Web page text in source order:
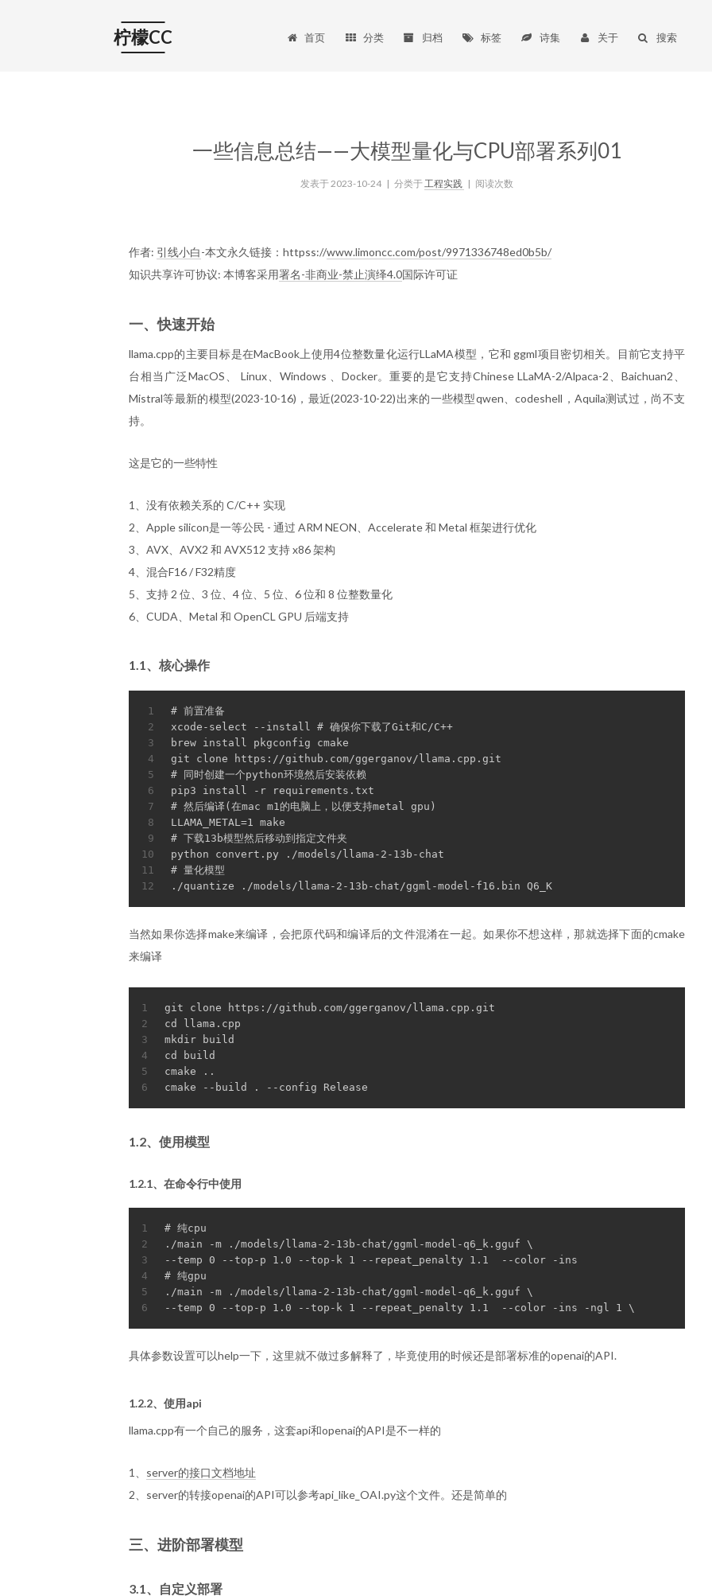
柠檬CC 首页 分类 归档 标签 诗集 关于 搜索
一些信息总结——大模型量化与CPU部署系列01
发表于2023-10-24 | 分类于工程实践 | 阅读次数
作者: 引线小白-本文永久链接：httpss://www.limoncc.com/post/9971336748ed0b5b/
知识共享许可协议: 本博客采用署名-非商业-禁止演绎4.0国际许可证
一、快速开始
llama.cpp的主要目标是在MacBook上使用4位整数量化运行LLaMA模型，它和 ggml项目密切相关。目前它支持平
台相当广泛MacOS、 Linux、Windows 、Docker。重要的是它支持Chinese LLaMA-2/Alpaca-2、Baichuan2、
Mistral等最新的模型(2023-10-16)，最近(2023-10-22)出来的一些模型qwen、codeshell，Aquila测试过，尚不支
持。
这是它的一些特性
1、没有依赖关系的 C/C++ 实现
2、Apple silicon是一等公民 - 通过 ARM NEON、Accelerate 和 Metal 框架进行优化
3、AVX、AVX2 和 AVX512 支持 x86 架构
4、混合F16 / F32精度
5、支持 2 位、3 位、4 位、5 位、6 位和 8 位整数量化
6、CUDA、Metal 和 OpenCL GPU 后端支持
1.1、核心操作
1
2
3
4
5
6
7
8
9
10
11
12
# 前置准备
xcode-select --install # 确保你下载了Git和C/C++
brew install pkgconfig cmake
git clone https://github.com/ggerganov/llama.cpp.git
# 同时创建一个python环境然后安装依赖
pip3 install -r requirements.txt
# 然后编译(在mac m1的电脑上，以便支持metal gpu)
LLAMA_METAL=1 make
# 下载13b模型然后移动到指定文件夹
python convert.py ./models/llama-2-13b-chat
# 量化模型
./quantize ./models/llama-2-13b-chat/ggml-model-f16.bin Q6_K
当然如果你选择make来编译，会把原代码和编译后的文件混淆在一起。如果你不想这样，那就选择下面的cmake
来编译
1
2
3
4
5
6
git clone https://github.com/ggerganov/llama.cpp.git
cd llama.cpp
mkdir build
cd build
cmake ..
cmake --build . --config Release
1.2、使用模型
1.2.1、在命令行中使用
1
2
3
4
5
6
# 纯cpu
./main -m ./models/llama-2-13b-chat/ggml-model-q6_k.gguf \
--temp 0 --top-p 1.0 --top-k 1 --repeat_penalty 1.1  --color -ins
# 纯gpu
./main -m ./models/llama-2-13b-chat/ggml-model-q6_k.gguf \
--temp 0 --top-p 1.0 --top-k 1 --repeat_penalty 1.1  --color -ins -ngl 1 \
具体参数设置可以help一下，这里就不做过多解释了，毕竟使用的时候还是部署标准的openai的API.
1.2.2、使用api
llama.cpp有一个自己的服务，这套api和openai的API是不一样的
1、 server的接口文档地址
2、server的转接openai的API可以参考api_like_OAI.py这个文件。还是简单的
三、进阶部署模型
3.1、自定义部署